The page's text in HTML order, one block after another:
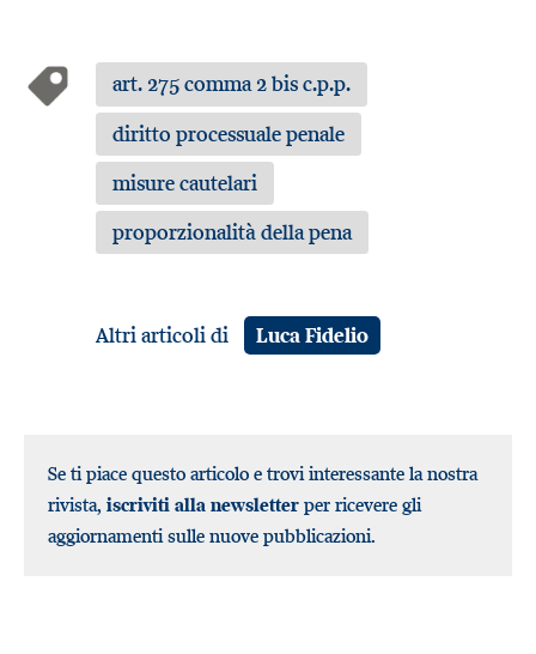
art. 275 comma 2 bis c.p.p.
diritto processuale penale
misure cautelari
proporzionalità della pena
Altri articoli di Luca Fidelio
Se ti piace questo articolo e trovi interessante la nostra
rivista, iscriviti alla newsletter per ricevere gli
aggiornamenti sulle nuove pubblicazioni.